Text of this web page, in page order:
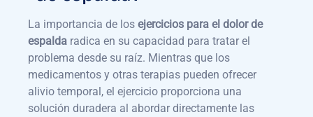
La importancia de los ejercicios para el dolor de
espalda radica en su capacidad para tratar el
problema desde su raíz. Mientras que los
medicamentos y otras terapias pueden ofrecer
alivio temporal, el ejercicio proporciona una
solución duradera al abordar directamente las